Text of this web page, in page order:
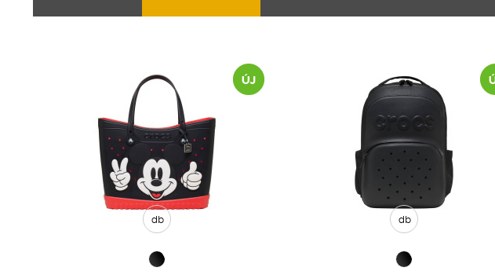
db db